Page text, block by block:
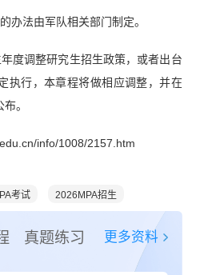
办法由军队相关部门制定。
度调整研究生招生政策，或者出台
执行，本章程将做相应调整，并在
。
info/1008/2157.htm
考试 2026MPA招生
真题练习 更多资料